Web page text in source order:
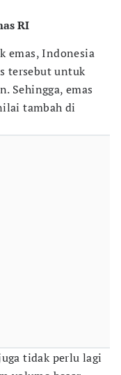
RI
emas, Indonesia
tersebut untuk
Sehingga, emas
tambah di
tidak perlu lagi